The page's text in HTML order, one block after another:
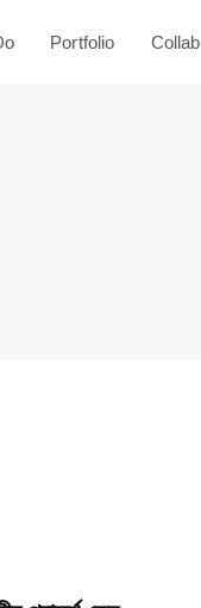
Portfolio Collab